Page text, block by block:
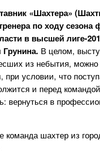
«Шахтера»
по ходу сезона
в высшей лиге-
Грунина. В целом,
из небытия, можно
условии, что
и перед
вернуться в
команда шахтер из